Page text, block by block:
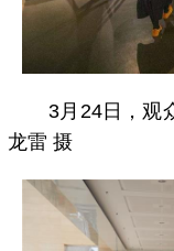
3月24日，观众
龙雷 摄